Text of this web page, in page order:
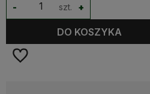
szt. +
-
DO KOSZYKA